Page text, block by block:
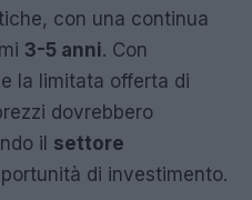
con una continua
3-5 anni. Con
la limitata offerta di
dovrebbero
il settore
di investimento.